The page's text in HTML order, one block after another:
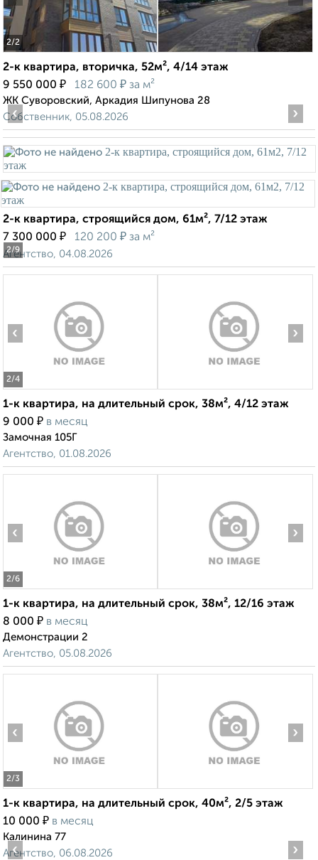
2/2
2-к квартира, вторичка, 52м², 4/14 этаж
9 550 000 ₽ 182 600 ₽ за м²
ЖК Суворовский, Аркадия Шипунова 28
Собственник, 05.08.2026
2/9
‹ ›
2-к квартира, строящийся дом, 61м², 7/12 этаж
7 300 000 ₽ 120 200 ₽ за м²
Агентство, 04.08.2026
2/4
‹ ›
1-к квартира, на длительный срок, 38м², 4/12 этаж
9 000 ₽ в месяц
Замочная 105Г
Агентство, 01.08.2026
2/6
‹ ›
1-к квартира, на длительный срок, 38м², 12/16 этаж
8 000 ₽ в месяц
Демонстрации 2
Агентство, 05.08.2026
2/3
‹ ›
1-к квартира, на длительный срок, 40м², 2/5 этаж
10 000 ₽ в месяц
Калинина 77
Агентство, 06.08.2026
‹ ›